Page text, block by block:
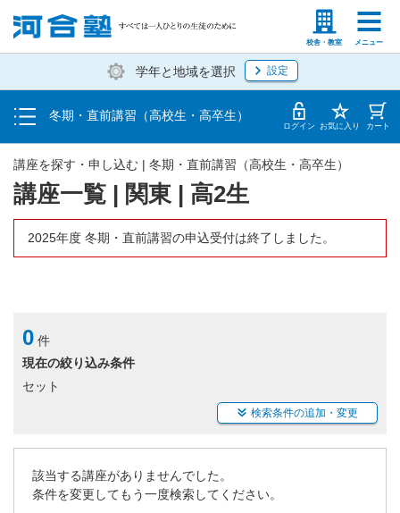
校舎・教室 メニュー
塾生の方 高等学校の先生
学年と地域を選択 設定
冬期・直前講習（高校生・高卒生）
受講料・お申し込み方法
受講開始までの流れ
校舎一覧 ログイン お気に入り カート
講座一覧 | 関東 | 高2生
講座を探す・申し込む | 冬期・直前講習（高校生・高卒生）
2025年度 冬期・直前講習の申込受付は終了しました。
0 件
現在の絞り込み条件
セット
検索条件の追加・変更
該当する講座がありませんでした。
条件を変更してもう一度検索してください。